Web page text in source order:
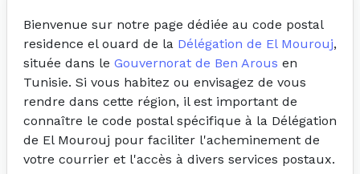
Bienvenue sur notre page dédiée au code postal
residence el ouard de la Délégation de El Mourouj,
située dans le Gouvernorat de Ben Arous en
Tunisie. Si vous habitez ou envisagez de vous
rendre dans cette région, il est important de
connaître le code postal spécifique à la Délégation
de El Mourouj pour faciliter l'acheminement de
votre courrier et l'accès à divers services postaux.